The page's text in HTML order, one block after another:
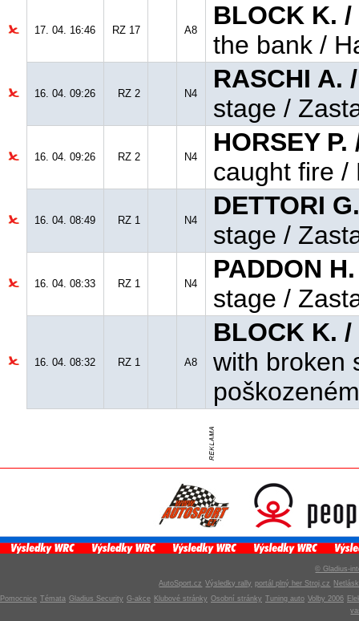
17. 04. 16:46 RZ 17 A8
BLOCK K. /
the bank /
16. 04. 09:26 RZ 2 N4
RASCHI A.
stage /
16. 04. 09:26 RZ 2 N4
HORSEY
caught fire /
16. 04. 08:49 RZ 1 N4
DETTORI
stage /
16. 04. 08:33 RZ 1 N4
PADDON
stage /
16. 04. 08:32 RZ 1 A8
BLOCK K. /
with broken
© Gladius-
AutoSport.cz Výsledky rally portál plný her Stroj.cz
Pomocnice Témata Gladius Security G-akce Klubové stránky Osobní stránky Tuning auto Volby 2006